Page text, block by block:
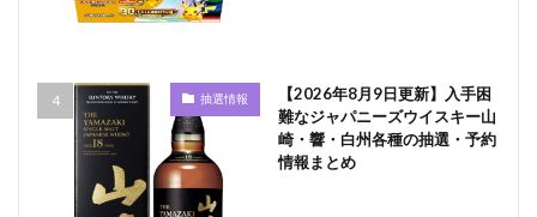
抽選情報
【2026年8月9日更新】入手困
難なジャパニーズウイスキー山
崎・響・白州各種の抽選・予約
情報まとめ